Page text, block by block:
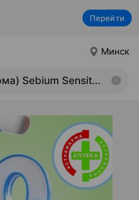
Перейти
Минск